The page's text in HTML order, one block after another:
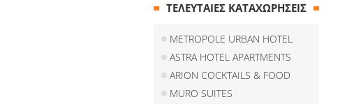
ΤΕΛΕΥΤΑΙΕΣ ΚΑΤΑΧΩΡΗΣΕΙΣ
METROPOLE URBAN HOTEL
ASTRA HOTEL APARTMENTS
ARION COCKTAILS & FOOD
MURO SUITES